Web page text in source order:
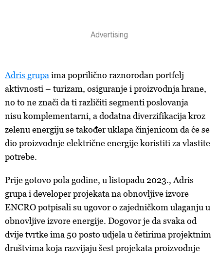
Adris grupa ima poprilično raznorodan portfelj
aktivnosti – turizam, osiguranje i proizvodnja hrane,
no to ne znači da ti različiti segmenti poslovanja
nisu komplementarni, a dodatna diverzifikacija kroz
zelenu energiju se također uklapa činjenicom da će se
dio proizvodnje električne energije koristiti za vlastite
potrebe.
Prije gotovo pola godine, u listopadu 2023., Adris
grupa i developer projekata na obnovljive izvore
ENCRO potpisali su ugovor o zajedničkom ulaganju u
obnovljive izvore energije. Dogovor je da svaka od
dvije tvrtke ima 50 posto udjela u četirima projektnim
društvima koja razvijaju šest projekata proizvodnje